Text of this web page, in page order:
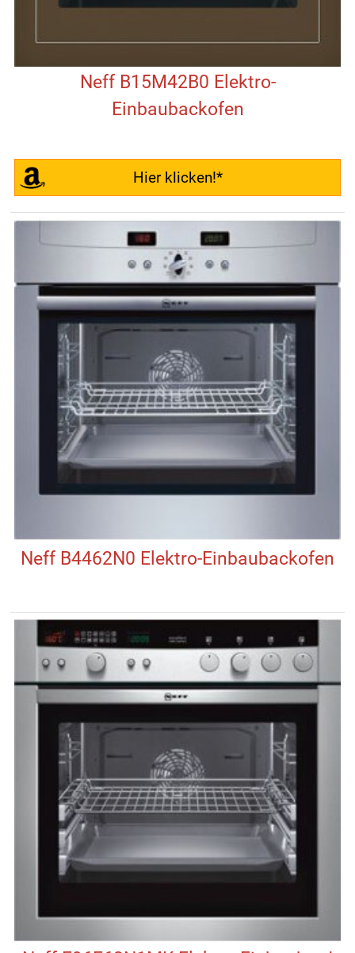
Neff B15M42B0 Elektro-
Einbaubackofen
Hier klicken!*
Neff B4462N0 Elektro-Einbaubackofen